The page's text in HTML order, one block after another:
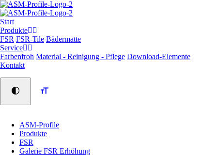
Navigation
überspringen
Start
Produkte
FSR FSR-Tile Bädermatte
Service
Farbenfroh Material - Reinigung - Pflege Download-Elemente
Kontakt
ASM-Profile
Produkte
FSR
Galerie FSR Erhöhung